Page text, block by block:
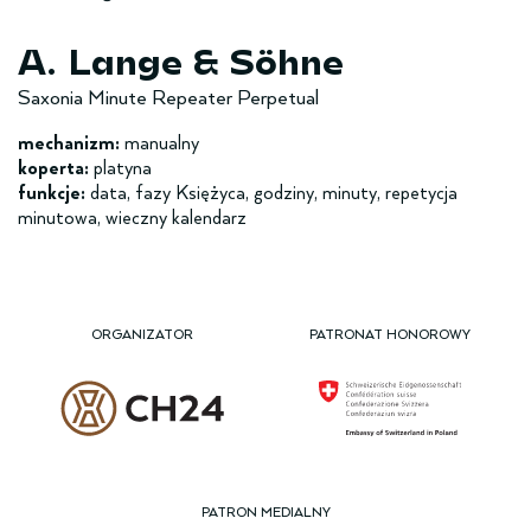
A. Lange & Söhne
Saxonia Minute Repeater Perpetual
mechanizm: manualny
koperta: platyna
funkcje: data, fazy Księżyca, godziny, minuty, repetycja
minutowa, wieczny kalendarz
ORGANIZATOR PATRONAT HONOROWY
PATRON MEDIALNY